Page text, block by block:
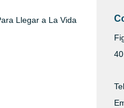
Llegar a La Vida